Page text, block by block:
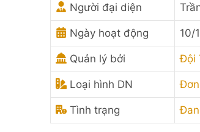
Người đại diện
Ngày hoạt động 10/
Quản lý bởi Đội
Loại hình DN
Tình trạng